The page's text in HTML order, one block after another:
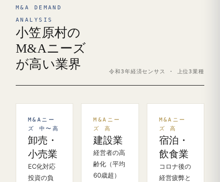
M&A DEMAND
ANALYSIS
小笠原村の
M&Aニーズ
が高い業界
令和3年経済センサス · 上位3業種
M&Aニー
ズ 中〜高
卸売・
小売業
EC化対応
投資の負
M&Aニー
ズ 高
建設業
経営者の高
齢化（平均
60歳超）
M&Aニー
ズ 高
宿泊・
飲食業
コロナ後の
経営疲弊と